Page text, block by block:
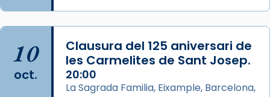
Arquebisbat de Barcelona
Memòria de les santes Juliana i
Semproniana, verges i màrtirs.
10
oct.
Clausura del 125 aniversari de
les Carmelites de Sant Josep.
20:00
La Sagrada Familia, Eixample, Barcelona,